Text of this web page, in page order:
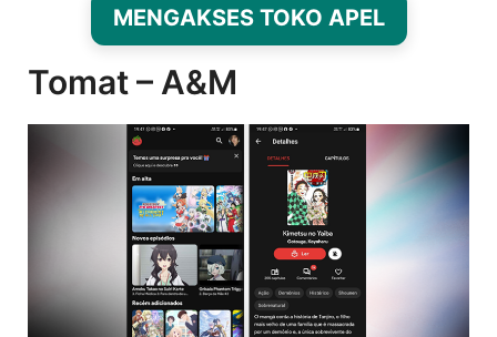
MENGAKSES TOKO APEL
Tomat – A&M